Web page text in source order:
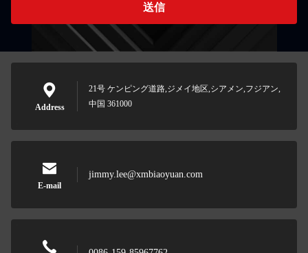
送信
Address
21号 ケンピング道路,ジメイ地区,シアメン,フジアン,
中国 361000
E-mail
jimmy.lee@xmbiaoyuan.com